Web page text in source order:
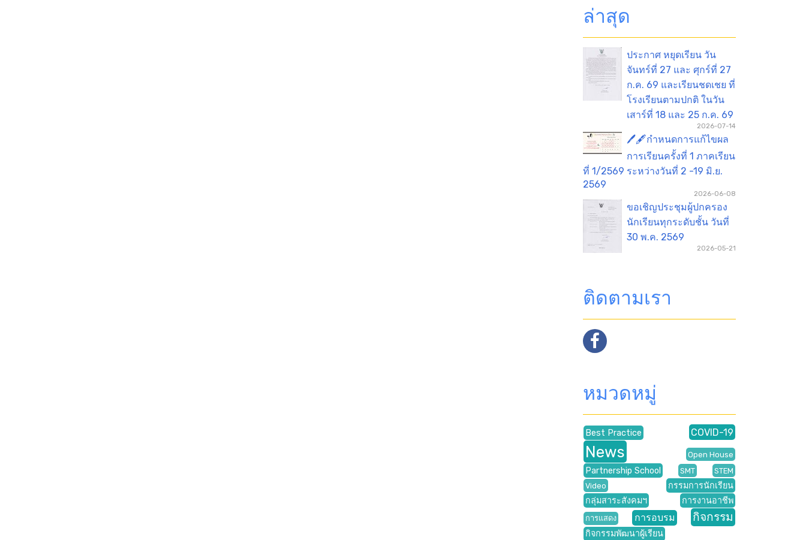
ล่าสุด
ประกาศ หยุดเรียน วัน
จันทร์ที่ 27 และ ศุกร์ที่ 27
ก.ค. 69 และเรียนชดเชย ที่
โรงเรียนตามปกติ ในวัน
เสาร์ที่ 18 และ 25 ก.ค. 69
2026-07-14
🖊️🖋️กำหนดการแก้ไขผล
การเรียนครั้งที่ 1 ภาคเรียน
ที่ 1/2569 ระหว่างวันที่ 2 -19 มิ.ย.
2569
2026-06-08
ขอเชิญประชุมผู้ปกครอง
นักเรียนทุกระดับชั้น วันที่
30 พ.ค. 2569
2026-05-21
ติดตามเรา
หมวดหมู่
Best Practice COVID-19
News Open House
Partnership School SMT
STEM
Video
กรรมการนักเรียน
กลุ่มสาระสังคมฯ
การงานอาชีพ
การแสดง การอบรม กิจกรรม
กิจกรรมพัฒนาผู้เรียน